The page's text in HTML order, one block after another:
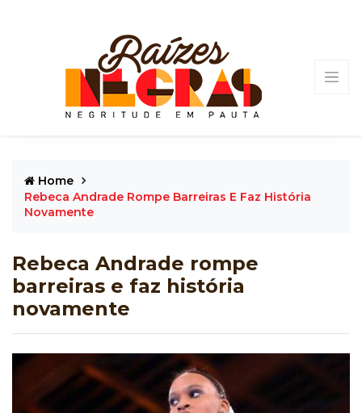
Home
Rebeca Andrade Rompe Barreiras E Faz História
Novamente
Rebeca Andrade rompe
barreiras e faz história
novamente